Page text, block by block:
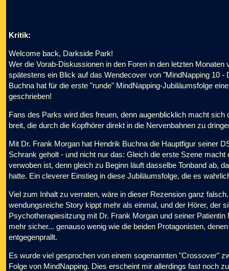
Kritik:
Welcome back, Darkside Park!
Wer die Vorab-Diskussionen in den Foren in den letzten
spätestens ein Blick auf das Wendecover von "MindNapping 10
Buchna hat für die erste "runde" MindNapping-Jubiläumsfolge
geschrieben!
Fans des Parks wird dies freuen, denn augenblicklich macht
breit, die durch die Kopfhörer direkt in die Nervenbahnen zu
Mit Dr. Frank Morgan hat Hendrik Buchna die Hauptfigur seiner
Schrank geholt - und nicht nur das: Gleich die erste Szene
verwoben ist, denn gleich zu Beginn läuft dasselbe Tonband ab,
hatte. Ein cleverer Einstieg in diese Jubiläumsfolge, die es
Viel zum Inhalt zu verraten, wäre in dieser Rezension ganz
wendungsreiche Story kippt mehr als einmal, und der Hörer, der
Psychotherapiesitzung mit Dr. Frank Morgan und seiner
mehr sicher... genauso wenig wie die beiden Protagonisten,
entgegenprallt.
Es wurde viel gesprochen von einem sogenannten "Crossover"
Folge von MindNapping. Dies erscheint mir allerdings fast noch